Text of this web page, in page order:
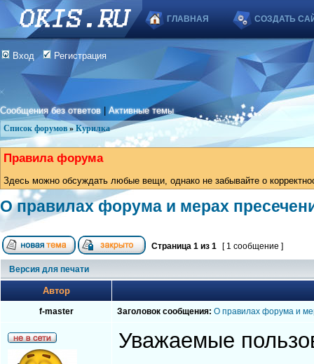
ГЛАВНАЯ СОЗДАТЬ
Вход Регистрация
Сообщения без ответов |Активные темы
Список форумов » Курилка
Правила форума
Здесь можно обсуждать любые вещи, однако не забывайте о
О правилах форума и мерах
Страница 1 из 1 [ 1 сообщение ]
Версия для печати
Автор
f-master Заголовок сообщения: О правилах форума и
Уважаемые